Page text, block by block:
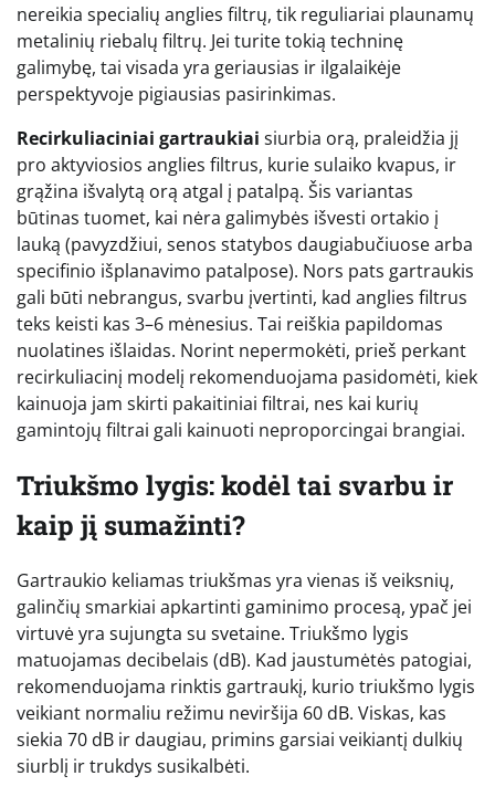
nereikia specialių anglies filtrų, tik reguliariai plaunamų
metalinių riebalų filtrų. Jei turite tokią techninę
galimybę, tai visada yra geriausias ir ilgalaikėje
perspektyvoje pigiausias pasirinkimas.
Recirkuliaciniai gartraukiai siurbia orą, praleidžia jį
pro aktyviosios anglies filtrus, kurie sulaiko kvapus, ir
grąžina išvalytą orą atgal į patalpą. Šis variantas
būtinas tuomet, kai nėra galimybės išvesti ortakio į
lauką (pavyzdžiui, senos statybos daugiabučiuose arba
specifinio išplanavimo patalpose). Nors pats gartraukis
gali būti nebrangus, svarbu įvertinti, kad anglies filtrus
teks keisti kas 3–6 mėnesius. Tai reiškia papildomas
nuolatines išlaidas. Norint nepermokėti, prieš perkant
recirkuliacinį modelį rekomenduojama pasidomėti, kiek
kainuoja jam skirti pakaitiniai filtrai, nes kai kurių
gamintojų filtrai gali kainuoti neproporcingai brangiai.
Triukšmo lygis: kodėl tai svarbu ir
kaip jį sumažinti?
Gartraukio keliamas triukšmas yra vienas iš veiksnių,
galinčių smarkiai apkartinti gaminimo procesą, ypač jei
virtuvė yra sujungta su svetaine. Triukšmo lygis
matuojamas decibelais (dB). Kad jaustumėtės patogiai,
rekomenduojama rinktis gartraukį, kurio triukšmo lygis
veikiant normaliu režimu neviršija 60 dB. Viskas, kas
siekia 70 dB ir daugiau, primins garsiai veikiantį dulkių
siurblį ir trukdys susikalbėti.